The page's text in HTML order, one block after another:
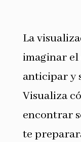
La
imaginar el
anticipar y
Visualiza
encontrar
te